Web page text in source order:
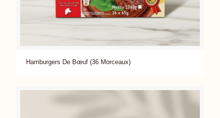
Hamburgers De Bœuf (36 Morceaux)